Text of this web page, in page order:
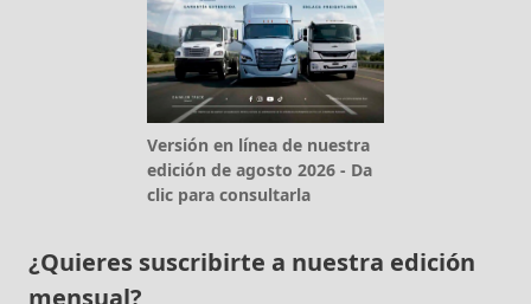
Versión en línea de nuestra
edición de agosto 2026 - Da
clic para consultarla
¿Quieres suscribirte a nuestra edición
mensual?